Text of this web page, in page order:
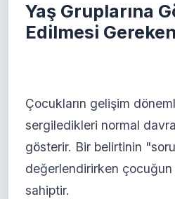
Yaş Gruplarına
Edilmesi
Çocukların gelişim
sergiledikleri normal
gösterir. Bir belirtinin
değerlendirirken çocuğun
sahiptir.